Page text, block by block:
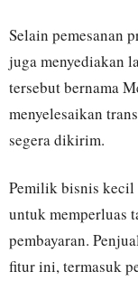
Selain pemesanan
juga menyediakan
tersebut bernama
menyelesaikan
segera dikirim.
Pemilik bisnis kecil
untuk memperluas
pembayaran.
fitur ini, termasuk